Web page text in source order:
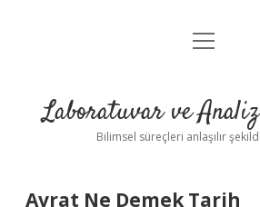
Anasayfa
Yasal Uyarı
menüyü
Laboratuvar ve
Bilimsel süreçleri anlaşılır
Avrat Ne Demek Tarih